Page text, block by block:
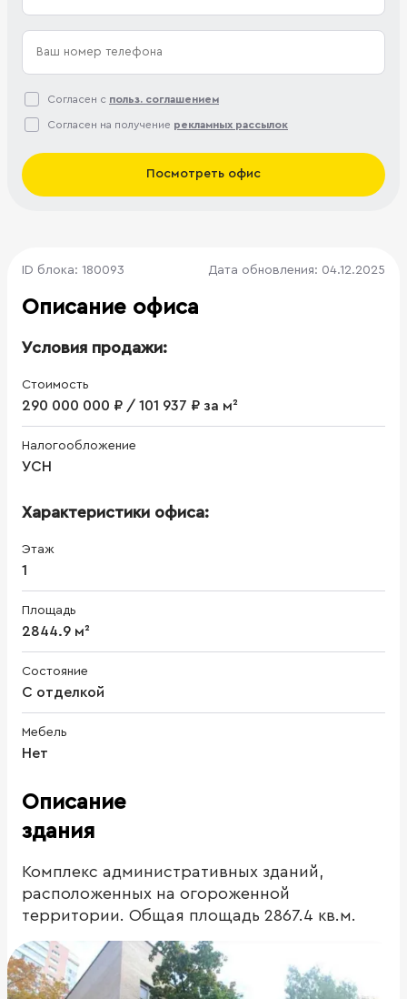
Согласен с польз. соглашением
Согласен на получение рекламных рассылок
Посмотреть офис
ID блока: 180093 Дата обновления: 04.12.2025
Описание офиса
Условия продажи:
Стоимость
290 000 000 ₽ / 101 937 ₽ за м²
Налогообложение
УСН
Характеристики офиса:
Этаж
1
Площадь
2844.9 м²
Состояние
С отделкой
Мебель
Нет
Описание
здания
Комплекс административных зданий,
расположенных на огороженной
территории. Общая площадь 2867.4 кв.м.